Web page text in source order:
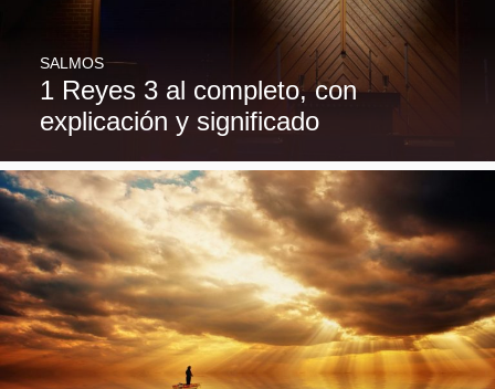
1 Reyes 3 al completo, con
explicación y significado
SALMOS